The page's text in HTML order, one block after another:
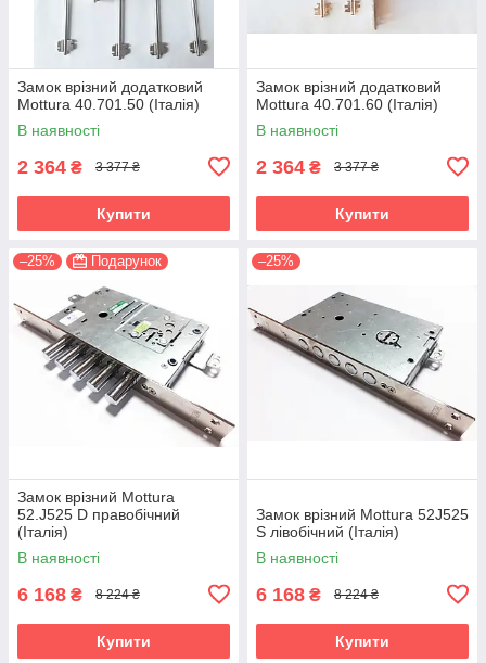
Замок врізний додатковий
Mottura 40.701.50 (Італія)
В наявності
2 364 ₴ 3 377 ₴
Купити
Замок врізний додатковий
Mottura 40.701.60 (Італія)
В наявності
2 364 ₴ 3 377 ₴
Купити
–25% Подарунок
Замок врізний Mottura
52.J525 D правобічний
(Італія)
В наявності
6 168 ₴ 8 224 ₴
Купити
–25%
Замок врізний Mottura 52J525
S лівобічний (Італія)
В наявності
6 168 ₴ 8 224 ₴
Купити